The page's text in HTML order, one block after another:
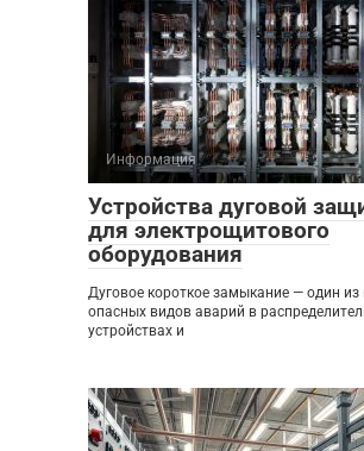
Информация
Устройства дуговой
для электрощитового
оборудования
Дуговое короткое замыкание — один из
опасных видов аварий в
устройствах и